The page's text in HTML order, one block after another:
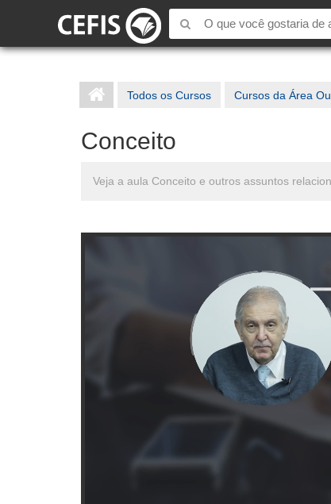
Todos os Cursos Cursos da Área
Conceito
Veja a aula Conceito e outros assuntos